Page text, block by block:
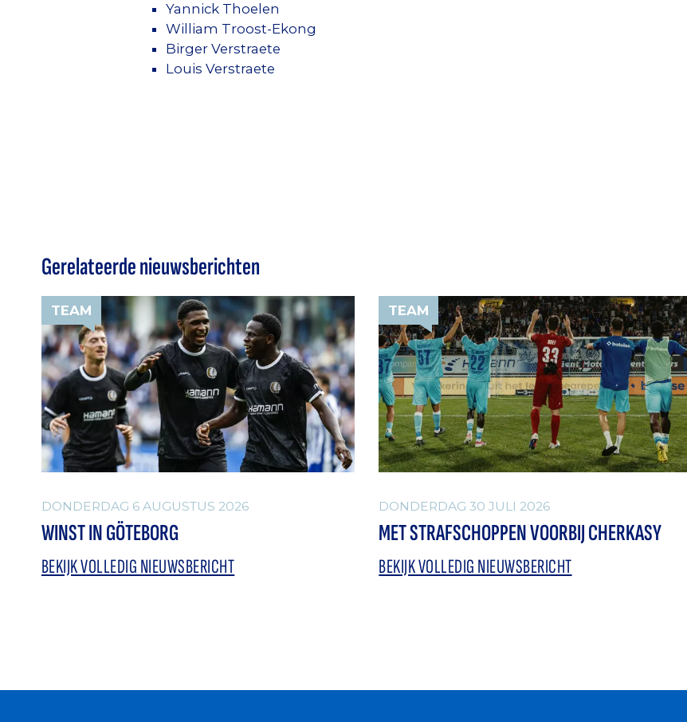
Yannick Thoelen
William Troost-Ekong
Birger Verstraete
Louis Verstraete
Gerelateerde nieuwsberichten
TEAM
DONDERDAG 6 AUGUSTUS 2026
WINST IN GÖTEBORG
BEKIJK VOLLEDIG NIEUWSBERICHT
TEAM
DONDERDAG 30 JULI 2026
MET STRAFSCHOPPEN VOORBIJ CHERKASY
BEKIJK VOLLEDIG NIEUWSBERICHT